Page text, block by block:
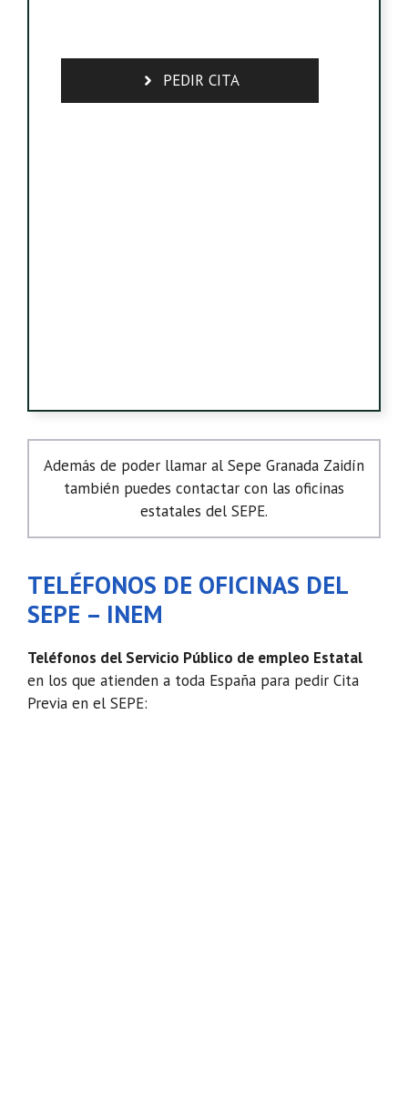
PEDIR CITA
Además de poder llamar al Sepe Granada Zaidín
también puedes contactar con las oficinas
estatales del SEPE.
TELÉFONOS DE OFICINAS DEL
SEPE – INEM
Teléfonos del Servicio Público de empleo Estatal
en los que atienden a toda España para pedir Cita
Previa en el SEPE: